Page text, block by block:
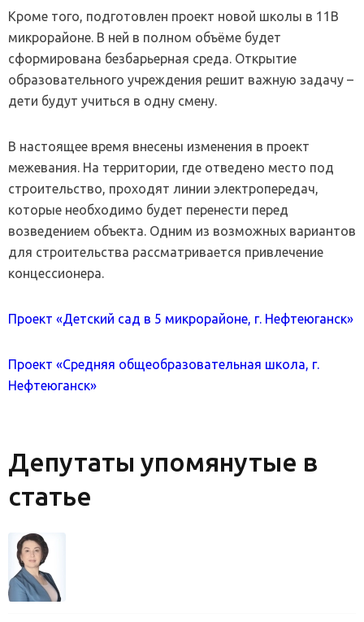
Кроме того, подготовлен проект новой школы в 11В
микрорайоне. В ней в полном объёме будет
сформирована безбарьерная среда. Открытие
образовательного учреждения решит важную задачу –
дети будут учиться в одну смену.
В настоящее время внесены изменения в проект
межевания. На территории, где отведено место под
строительство, проходят линии электропередач,
которые необходимо будет перенести перед
возведением объекта. Одним из возможных вариантов
для строительства рассматривается привлечение
концессионера.
Проект «Детский сад в 5 микрорайоне, г. Нефтеюганск»
Проект «Средняя общеобразовательная школа, г.
Нефтеюганск»
Депутаты упомянутые в
статье